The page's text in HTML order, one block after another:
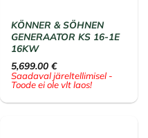
KÖNNER & SÖHNEN
GENERAATOR KS 16-1E
16KW
5,699.00€
Saadaval järeltellimisel -
Toode ei ole vlt laos!